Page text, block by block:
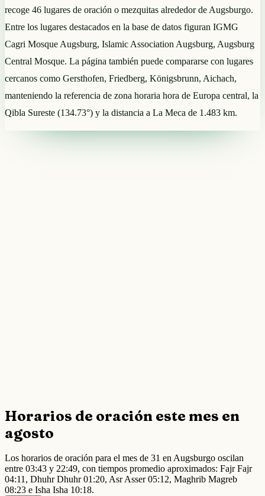
recoge 46 lugares de oración o mezquitas alrededor de Augsburgo.
Entre los lugares destacados en la base de datos figuran IGMG
Cagri Mosque Augsburg, Islamic Association Augsburg, Augsburg
Central Mosque. La página también puede compararse con lugares
cercanos como Gersthofen, Friedberg, Königsbrunn, Aichach,
manteniendo la referencia de zona horaria hora de Europa central, la
Qibla Sureste (134.73°) y la distancia a La Meca de 1.483 km.
Horarios de oración este mes en
agosto
Los horarios de oración para el mes de 31 en Augsburgo oscilan
entre 03:43 y 22:49, con tiempos promedio aproximados: Fajr Fajr
04:11, Dhuhr Dhuhr 01:20, Asr Asser 05:12, Maghrib Magreb
08:23 e Isha Isha 10:18.